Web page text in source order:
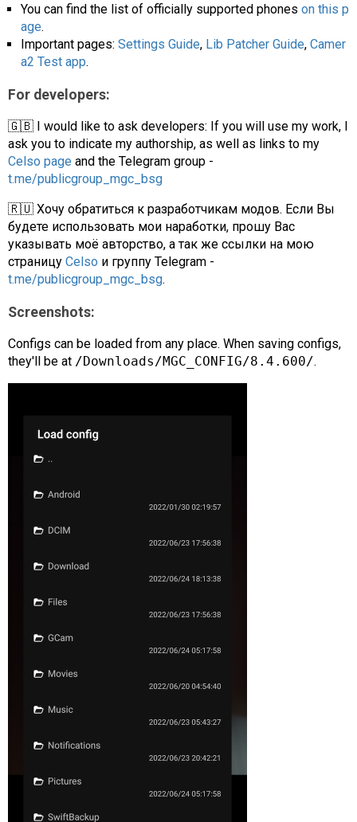
You can find the list of officially supported phones on this p
age.
Important pages: Settings Guide, Lib Patcher Guide, Camer
a2 Test app.
For developers:
🇬🇧 I would like to ask developers: If you will use my work, I
ask you to indicate my authorship, as well as links to my
Celso page and the Telegram group -
t.me/publicgroup_mgc_bsg
🇷🇺 Хочу обратиться к разработчикам модов. Если Вы
будете использовать мои наработки, прошу Вас
указывать моё авторство, а так же ссылки на мою
страницу Celso и группу Telegram -
t.me/publicgroup_mgc_bsg.
Screenshots:
Configs can be loaded from any place. When saving configs,
they'll be at /Downloads/MGC_CONFIG/8.4.600/.